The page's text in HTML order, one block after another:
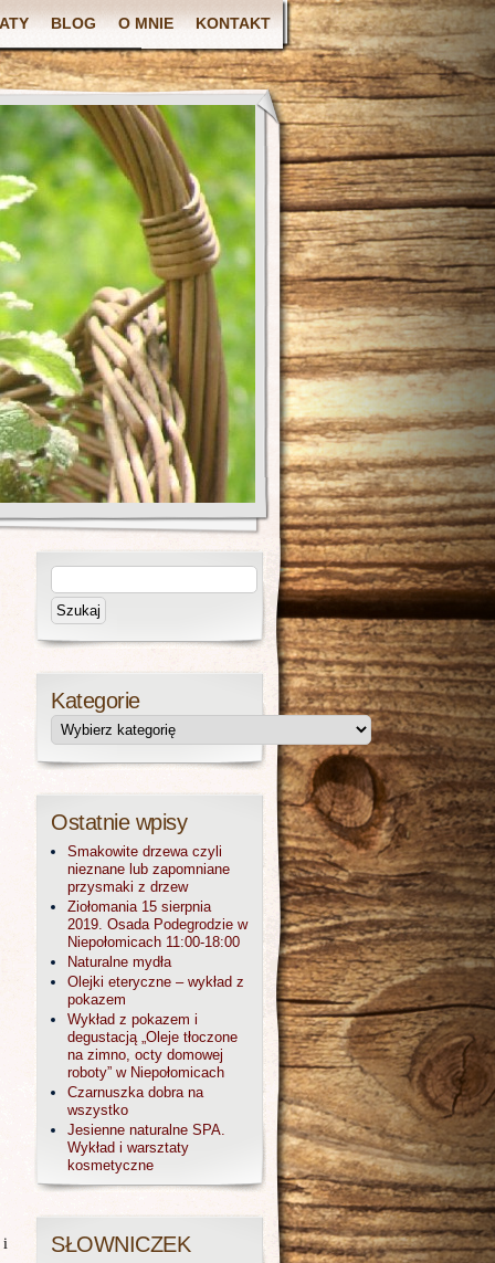
BLOG O MNIE KONTAKT
i
Kategorie
Ostatnie wpisy
Smakowite drzewa czyli
nieznane lub zapomniane
przysmaki z drzew
Ziołomania 15 sierpnia
2019. Osada Podegrodzie w
Niepołomicach 11:00-18:00
Naturalne mydła
Olejki eteryczne – wykład z
pokazem
Wykład z pokazem i
degustacją „Oleje tłoczone
na zimno, octy domowej
roboty” w Niepołomicach
Czarnuszka dobra na
wszystko
Jesienne naturalne SPA.
Wykład i warsztaty
kosmetyczne
SŁOWNICZEK